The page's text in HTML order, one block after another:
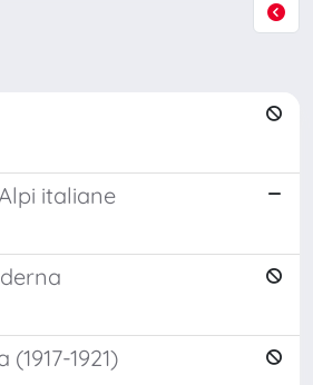
italiane
1921)